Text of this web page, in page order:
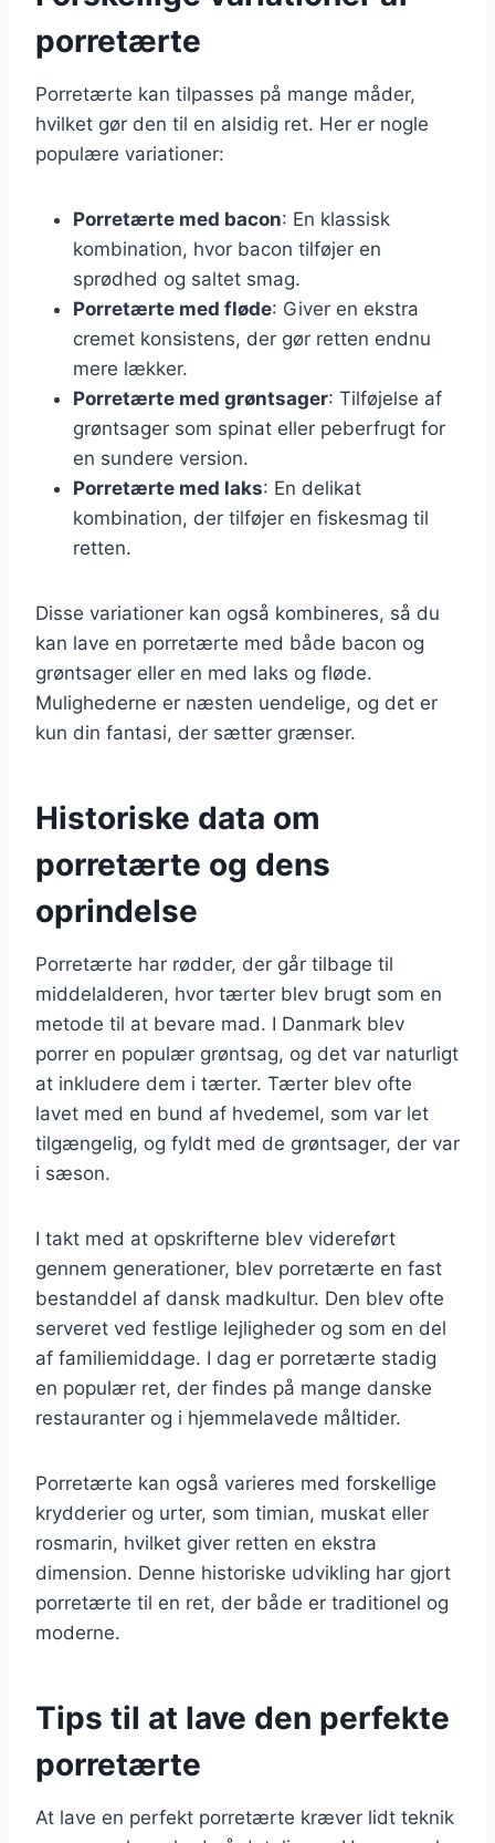
porretærte
Porretærte kan tilpasses på mange måder,
hvilket gør den til en alsidig ret. Her er nogle
populære variationer:
Porretærte med bacon: En klassisk
kombination, hvor bacon tilføjer en
sprødhed og saltet smag.
Porretærte med fløde: Giver en ekstra
cremet konsistens, der gør retten endnu
mere lækker.
Porretærte med grøntsager: Tilføjelse af
grøntsager som spinat eller peberfrugt for
en sundere version.
Porretærte med laks: En delikat
kombination, der tilføjer en fiskesmag til
retten.
Disse variationer kan også kombineres, så du
kan lave en porretærte med både bacon og
grøntsager eller en med laks og fløde.
Mulighederne er næsten uendelige, og det er
kun din fantasi, der sætter grænser.
Historiske data om
porretærte og dens
oprindelse
Porretærte har rødder, der går tilbage til
middelalderen, hvor tærter blev brugt som en
metode til at bevare mad. I Danmark blev
porrer en populær grøntsag, og det var naturligt
at inkludere dem i tærter. Tærter blev ofte
lavet med en bund af hvedemel, som var let
tilgængelig, og fyldt med de grøntsager, der var
i sæson.
I takt med at opskrifterne blev videreført
gennem generationer, blev porretærte en fast
bestanddel af dansk madkultur. Den blev ofte
serveret ved festlige lejligheder og som en del
af familiemiddage. I dag er porretærte stadig
en populær ret, der findes på mange danske
restauranter og i hjemmelavede måltider.
Porretærte kan også varieres med forskellige
krydderier og urter, som timian, muskat eller
rosmarin, hvilket giver retten en ekstra
dimension. Denne historiske udvikling har gjort
porretærte til en ret, der både er traditionel og
moderne.
Tips til at lave den perfekte
porretærte
At lave en perfekt porretærte kræver lidt teknik